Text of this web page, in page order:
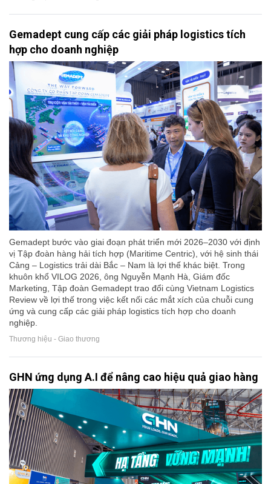
Gemadept cung cấp các giải pháp logistics tích
hợp cho doanh nghiệp
Gemadept bước vào giai đoạn phát triển mới 2026–2030 với định
vị Tập đoàn hàng hải tích hợp (Maritime Centric), với hệ sinh thái
Cảng – Logistics trải dài Bắc – Nam là lợi thế khác biệt. Trong
khuôn khổ VILOG 2026, ông Nguyễn Mạnh Hà, Giám đốc
Marketing, Tập đoàn Gemadept trao đổi cùng Vietnam Logistics
Review về lợi thế trong việc kết nối các mắt xích của chuỗi cung
ứng và cung cấp các giải pháp logistics tích hợp cho doanh
nghiệp.
Thương hiệu - Giao thương
GHN ứng dụng A.I để nâng cao hiệu quả giao hàng